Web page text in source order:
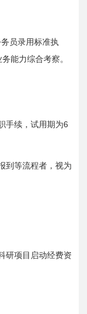
员录用标准执
能力综合考察。
手续，试用期为6
到等流程者，视为
研项目启动经费资